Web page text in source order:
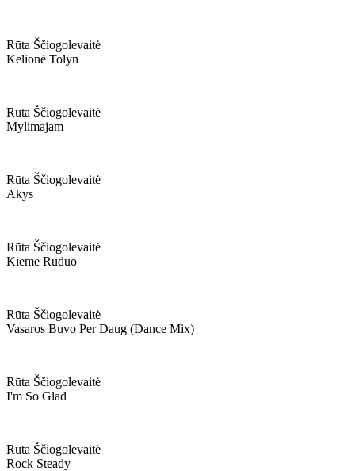
Rūta Ščiogolevaitė
Kelionė Tolyn
Rūta Ščiogolevaitė
Mylimajam
Rūta Ščiogolevaitė
Akys
Rūta Ščiogolevaitė
Kieme Ruduo
Rūta Ščiogolevaitė
Vasaros Buvo Per Daug (dance Mix)
Rūta Ščiogolevaitė
I'm So Glad
Rūta Ščiogolevaitė
Rock Steady